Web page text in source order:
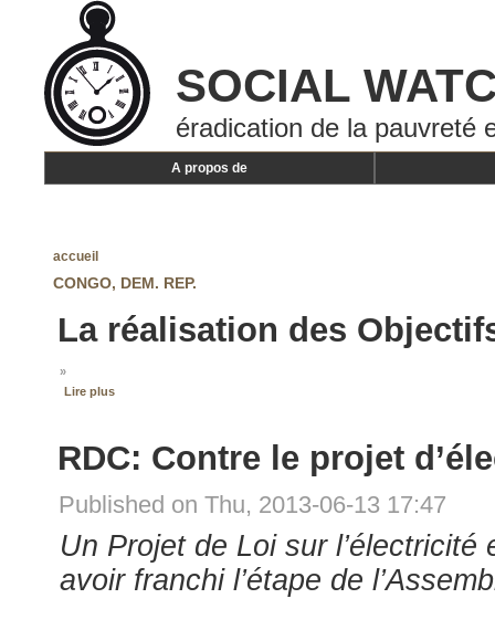
SOCIAL
éradication de la pauvreté
A propos de
accueil
CONGO, DEM. REP.
La réalisation des
»
Lire plus
RDC: Contre le projet
Published on Thu, 2013-06-13 17:47
Un Projet de Loi sur
avoir franchi l’étape de